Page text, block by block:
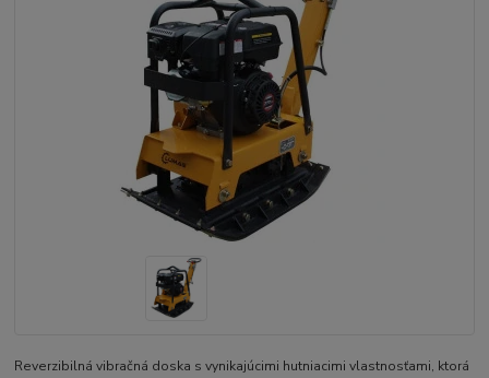
Reverzibilná vibračná doska s vynikajúcimi hutniacimi vlastnosťami, ktorá